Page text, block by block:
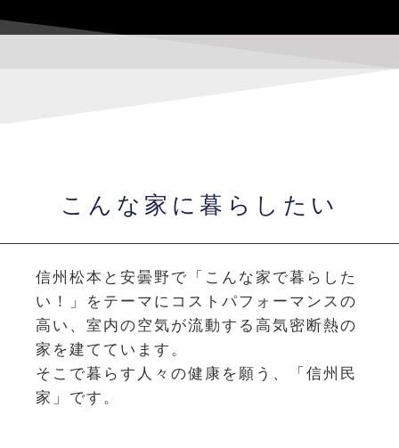
こんな家に暮らしたい
信州松本と安曇野で「こんな家で暮らした
い！」をテーマに コストパフォーマンスの
高い、室内の空気が流動する高気密断熱の
家を建てています。
そこで暮らす人々の健康を願う、「信州民
家」です。